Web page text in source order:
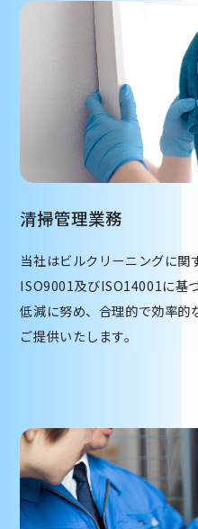
清掃管理業務
当社はビルクリーニングに関
ISO9001及びISO14001に基
低減に努め、合理的で効率的
ご提供いたします。